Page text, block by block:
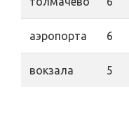
аэропорта 6
вокзала 5